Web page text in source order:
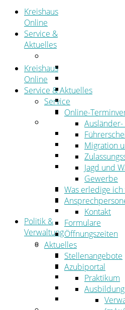
Kreishaus
Online
Service &
Aktuelles
Formulare
Öffnungszeiten
Aktuelles
Stellenangebote
Azubiportal
Zustellungen
Amtsblatt
Öffentliche
Politik &
Verwaltung
Politik
Kreistag
Wahlen
Kreishaus
Online
Service & Aktuelles
Service
Online-
Migration
Jagd und
Gewerbe
Was erledige ich
Kontakt
Formulare
Öffnungszeiten
Aktuelles
Stellenangebote
Azubiportal
Praktikum
Ausbildung